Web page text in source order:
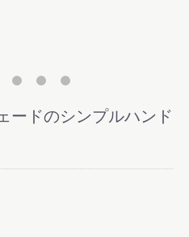
ードのシンプルハンド